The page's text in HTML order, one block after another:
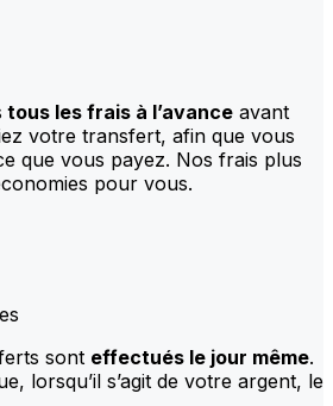
tous les frais à l’avance avant
votre transfert, afin que vous
que vous payez. Nos frais plus
pour vous.
sont effectués le jour même.
lorsqu’il s’agit de votre argent, le